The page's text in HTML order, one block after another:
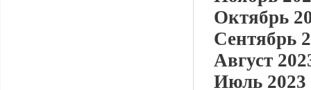
Октябрь
Сентябрь
Август
Июль 2023